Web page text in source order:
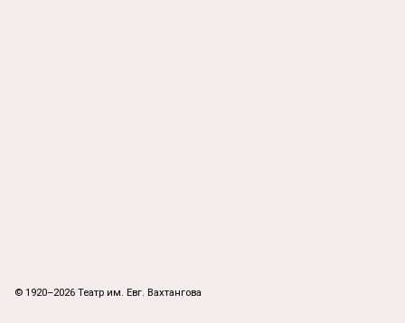
© 1920–2026 Театр им. Евг. Вахтангова